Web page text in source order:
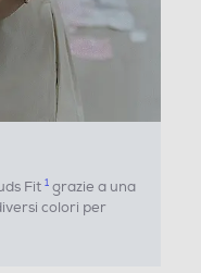
Fit 1grazie a una
colori per